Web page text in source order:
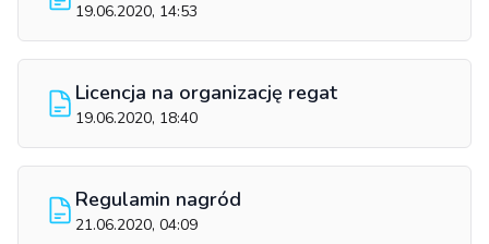
19.06.2020, 14:53
Licencja na organizację regat
19.06.2020, 18:40
Regulamin nagród
21.06.2020, 04:09